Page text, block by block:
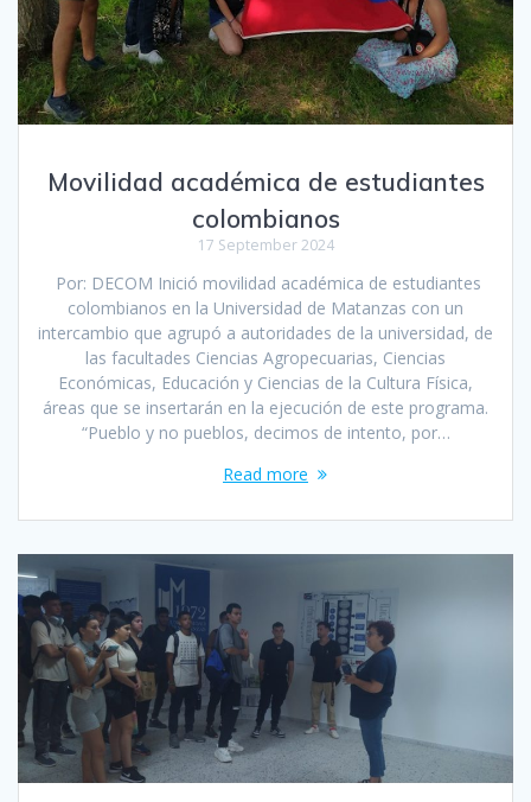
Movilidad académica de estudiantes
colombianos
17 September 2024
Por: DECOM Inició movilidad académica de estudiantes
colombianos en la Universidad de Matanzas con un
intercambio que agrupó a autoridades de la universidad, de
las facultades Ciencias Agropecuarias, Ciencias
Económicas, Educación y Ciencias de la Cultura Física,
áreas que se insertarán en la ejecución de este programa.
“Pueblo y no pueblos, decimos de intento, por…
Read more